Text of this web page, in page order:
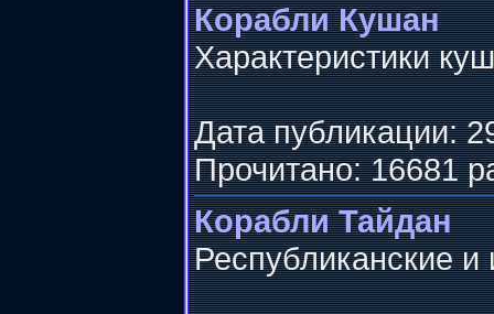
Корабли Кушан
Характеристики
Дата публикации:
Прочитано: 16681
Корабли Тайдан
Республиканские